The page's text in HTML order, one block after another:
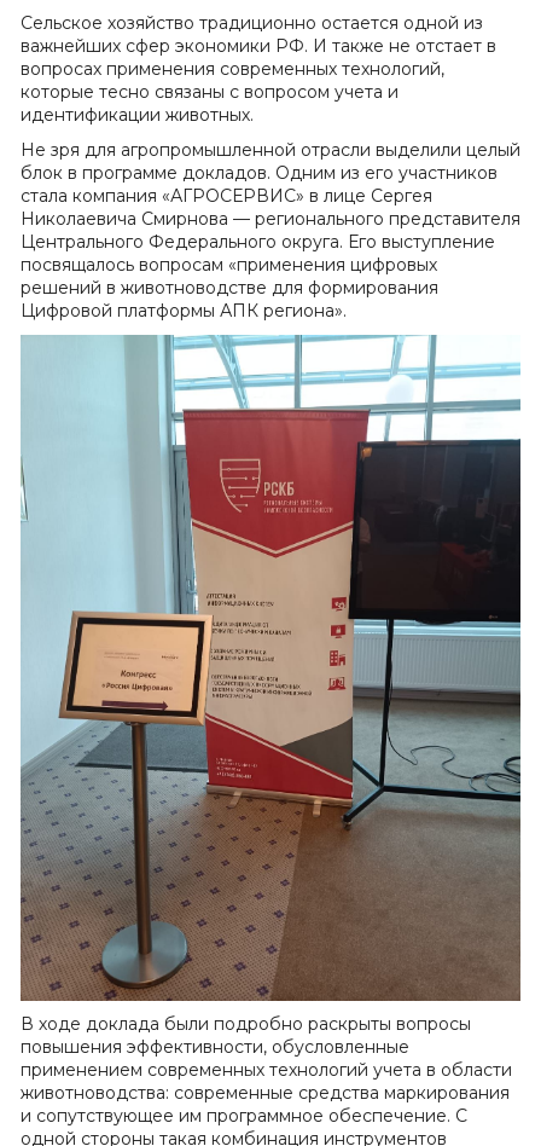
Сельское хозяйство традиционно остается одной из
важнейших сфер экономики РФ. И также не отстает в
вопросах применения современных технологий,
которые тесно связаны с вопросом учета и
идентификации животных.
Не зря для агропромышленной отрасли выделили целый
блок в программе докладов. Одним из его участников
стала компания «АГРОСЕРВИС» в лице Сергея
Николаевича Смирнова — регионального представителя
Центрального Федерального округа. Его выступление
посвящалось вопросам «применения цифровых
решений в животноводстве для формирования
Цифровой платформы АПК региона».
В ходе доклада были подробно раскрыты вопросы
повышения эффективности, обусловленные
применением современных технологий учета в области
животноводства: современные средства маркирования
и сопутствующее им программное обеспечение. С
одной стороны такая комбинация инструментов